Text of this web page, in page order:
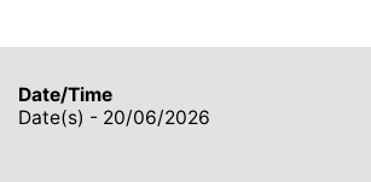
Date/Time
Date(s) - 20/06/2026